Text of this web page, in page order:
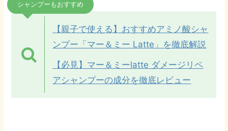
シャンプーもおすすめ
【親子で使える】おすすめアミノ酸シャ
ンプー「マー＆ミー Latte」を徹底解説
【必見】マー＆ミーlatte ダメージリペ
アシャンプーの成分を徹底レビュー